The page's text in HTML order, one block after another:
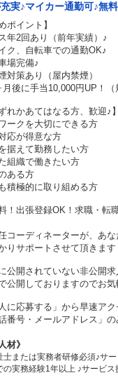
実♪マイカー通勤可♪無
ポイント】
年2回あり（前年実績）♪
ク、自転車での通勤OK♪
場完備♪
対策あり（屋内禁煙）
後に手当10,000円UP！（
れかあてはなる方、歓迎♪】
ークを大切にできる方
応が得意な方
据えて勤務したい方
組織で働きたい方
ある方
積極的に取り組める方
！出張登録OK！求職・転
コーディネーターが、あ
りサポートさせて頂きます
公開されていない非公開
公開しておりますのでお気
に応募する」から早速ア
番号・メールアドレス」
材
士または実務者研修必須♪サ
の実務経験1年以上 ♪サービ